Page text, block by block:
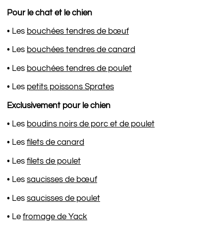
Pour le chat et le chien
• Les bouchées tendres de bœuf
• Les bouchées tendres de canard
• Les bouchées tendres de poulet
• Les petits poissons Sprates
Exclusivement pour le chien
• Les boudins noirs de porc et de poulet
• Les filets de canard
• Les filets de poulet
• Les saucisses de bœuf
• Les saucisses de poulet
• Le fromage de Yack